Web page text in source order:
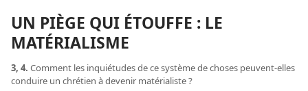
UN PIÈGE QUI ÉTOUFFE : LE
MATÉRIALISME
3, 4. Comment les inquiétudes de ce système de choses peuvent-​elles
conduire un chrétien à devenir matérialiste ?